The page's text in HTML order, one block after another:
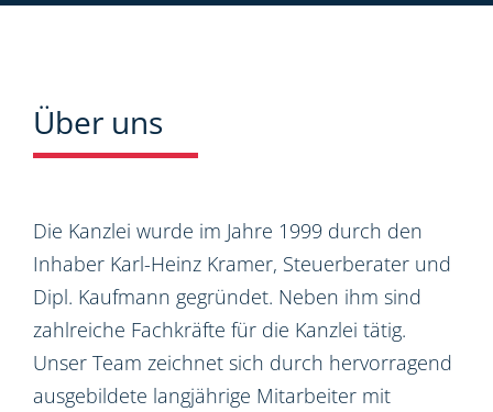
Über uns
Die Kanzlei wurde im Jahre 1999 durch den
Inhaber Karl-Heinz Kramer, Steuerberater und
Dipl. Kaufmann gegründet. Neben ihm sind
zahlreiche Fachkräfte für die Kanzlei tätig.
Unser Team zeichnet sich durch hervorragend
ausgebildete langjährige Mitarbeiter mit